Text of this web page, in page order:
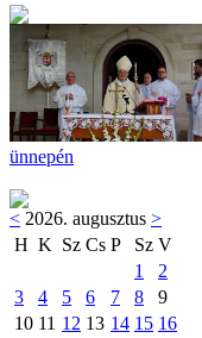
ünnepén
< 2026. augusztus >
H K Sz Cs P Sz V
1
2
3
4 5 6 7 8
9
10 11 12 13 14 15 16